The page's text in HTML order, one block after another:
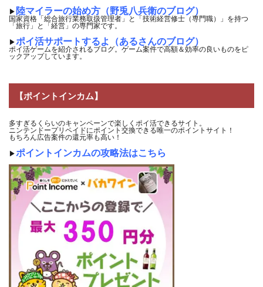
▶陸マイラーの始め方（野兎八兵衛のブログ）
国家資格「総合旅行業務取扱管理者」と「技術経営修士（専門職）」を持つ
「旅行」と「経営」の専門家です。
▶ ポイ活サポートするよ（あるさんのブログ）
ポイ活ゲームを紹介されるブログ。ゲーム案件で高額＆効率の良いものをピ
ックアップしています。
【ポイントインカム】
多すぎるくらいのキャンペーンで楽しくポイ活できるサイト。
ニンテンドープリペイドにポイント交換できる唯一のポイントサイト！
もちろん広告案件の還元率も高い！
▶ ポイントインカムの攻略法はこちら